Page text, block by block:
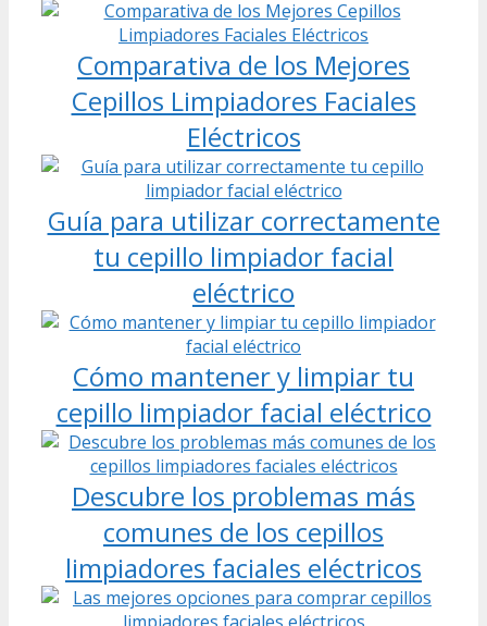
Comparativa de los Mejores
Cepillos Limpiadores Faciales
Eléctricos
Guía para utilizar correctamente
tu cepillo limpiador facial
eléctrico
Cómo mantener y limpiar tu
cepillo limpiador facial eléctrico
Descubre los problemas más
comunes de los cepillos
limpiadores faciales eléctricos